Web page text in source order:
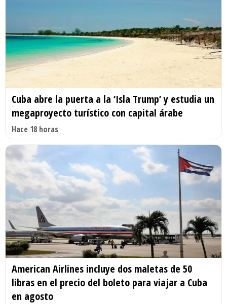
Cuba abre la puerta a la ‘Isla Trump’ y estudia un
megaproyecto turístico con capital árabe
Hace 18 horas
American Airlines incluye dos maletas de 50
libras en el precio del boleto para viajar a Cuba
en agosto